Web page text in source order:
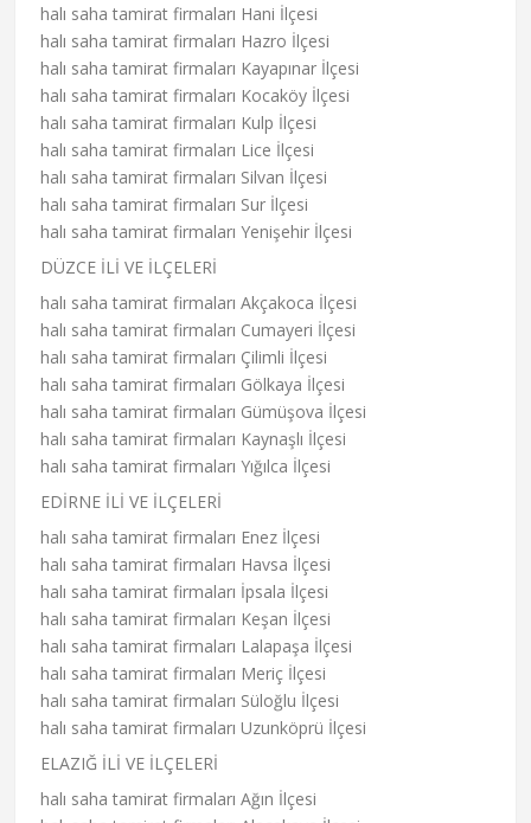
halı saha tamirat firmaları Hani İlçesi
halı saha tamirat firmaları Hazro İlçesi
halı saha tamirat firmaları Kayapınar İlçesi
halı saha tamirat firmaları Kocaköy İlçesi
halı saha tamirat firmaları Kulp İlçesi
halı saha tamirat firmaları Lice İlçesi
halı saha tamirat firmaları Silvan İlçesi
halı saha tamirat firmaları Sur İlçesi
halı saha tamirat firmaları Yenişehir İlçesi
DÜZCE İLİ VE İLÇELERİ
halı saha tamirat firmaları Akçakoca İlçesi
halı saha tamirat firmaları Cumayeri İlçesi
halı saha tamirat firmaları Çilimli İlçesi
halı saha tamirat firmaları Gölkaya İlçesi
halı saha tamirat firmaları Gümüşova İlçesi
halı saha tamirat firmaları Kaynaşlı İlçesi
halı saha tamirat firmaları Yığılca İlçesi
EDİRNE İLİ VE İLÇELERİ
halı saha tamirat firmaları Enez İlçesi
halı saha tamirat firmaları Havsa İlçesi
halı saha tamirat firmaları İpsala İlçesi
halı saha tamirat firmaları Keşan İlçesi
halı saha tamirat firmaları Lalapaşa İlçesi
halı saha tamirat firmaları Meriç İlçesi
halı saha tamirat firmaları Süloğlu İlçesi
halı saha tamirat firmaları Uzunköprü İlçesi
ELAZIĞ İLİ VE İLÇELERİ
halı saha tamirat firmaları Ağın İlçesi